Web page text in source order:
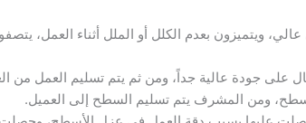
ويتميزون بعدم الكلل أو الملل أثناء العمل،
على جودة عالية جداً، ومن ثم يتم تسليم العمل
ومن المشرف يتم تسليم السطح إلى العميل.